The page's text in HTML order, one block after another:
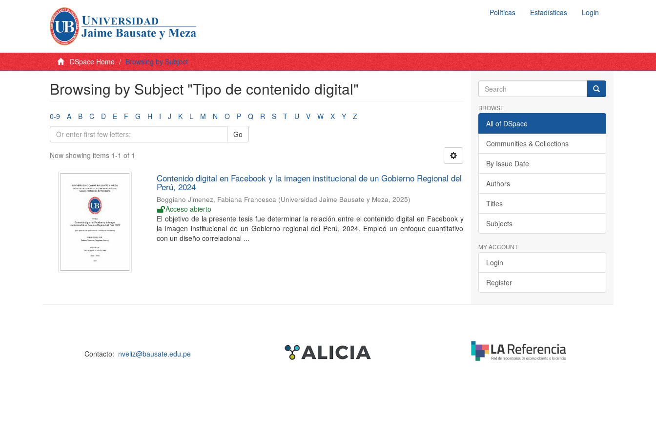
Políticas Estadísticas Login
DSpace Home Browsing by Subject
Browsing by Subject "Tipo de contenido digital"
0-9 A B C D E F G H I J K L M N O P Q R S T U V W X Y
Z
Go
Now showing items 1-1 of 1
Contenido digital en Facebook y la imagen institucional de un Gobierno Regional del
Perú, 2024
Boggiano Jimenez, Fabiana Francesca (Universidad Jaime Bausate y Meza,2025)
Acceso abierto
El objetivo de la presente tesis fue determinar la relación entre el contenido digital en Facebook y
la imagen institucional de un Gobierno regional del Perú, 2024. Empleó un enfoque cuantitativo
con un diseño correlacional ...
BROWSE
All of DSpace
Communities & Collections
By Issue Date
Authors
Titles
Subjects
MY ACCOUNT
Login
Register
Contacto: nveliz@bausate.edu.pe